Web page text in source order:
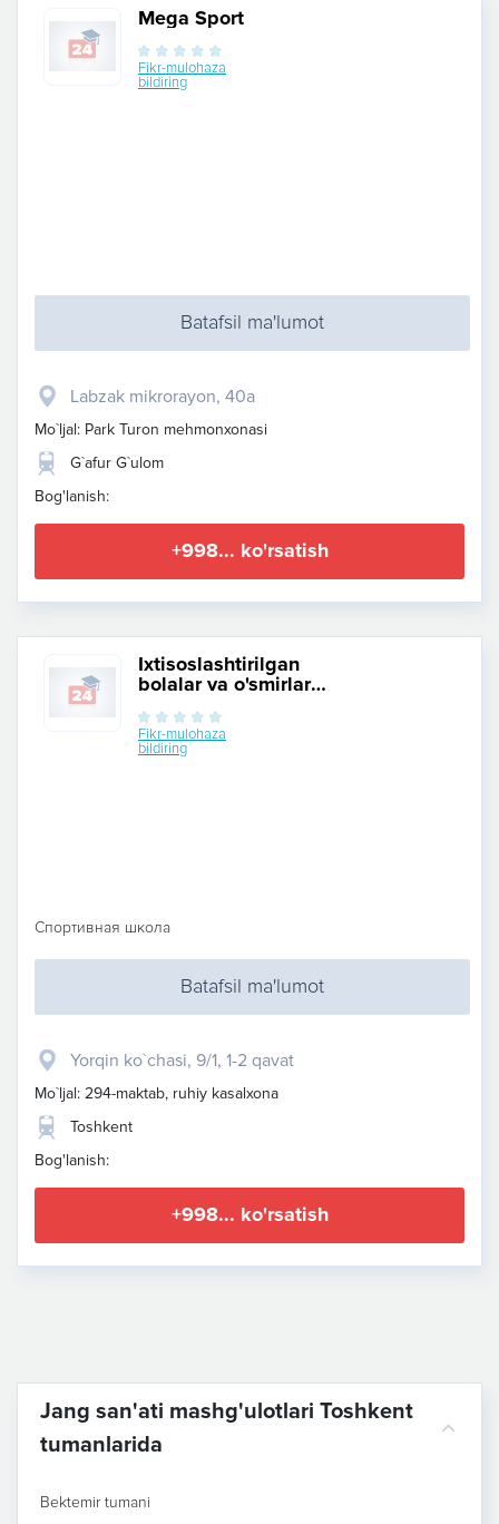
Mega Sport
Fikr-mulohaza
bildiring
Batafsil ma'lumot
​Labzak mikrorayon, 40a
Mo`ljal: Park Turon mehmonxonasi
G`afur G`ulom
Bog'lanish:
+998... ko'rsatish
Ixtisoslashtirilgan
bolalar va o'smirlar
Fikr-mulohaza
bildiring
Спортивная школа
Batafsil ma'lumot
​Yorqin ko`chasi, 9/1​, 1-2 qavat
Mo`ljal: 294-maktab, ruhiy kasalxona
Toshkent
Bog'lanish:
+998... ko'rsatish
Jang san'ati mashg'ulotlari Toshkent
tumanlarida
Bektemir tumani